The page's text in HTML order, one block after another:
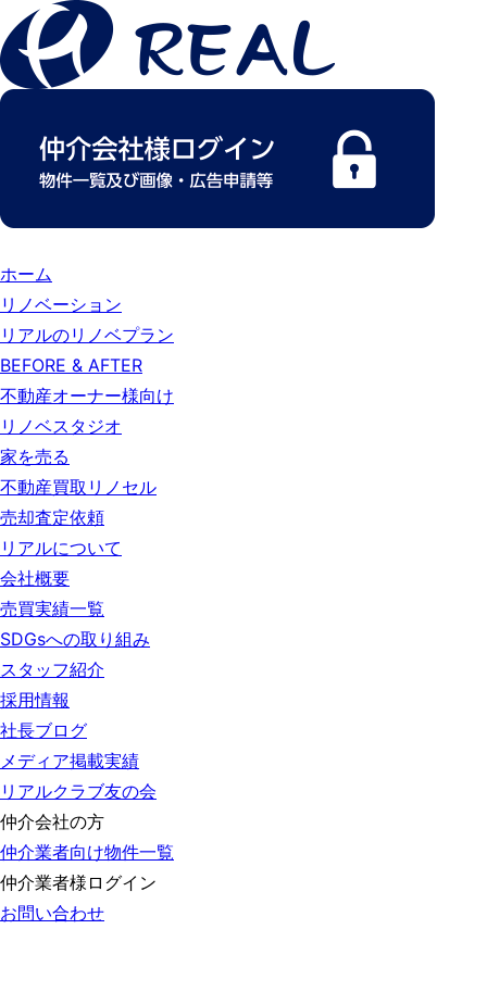
ホーム
リノベーション
リアルのリノベプラン
BEFORE & AFTER
不動産オーナー様向け
リノベスタジオ
家を売る
不動産買取リノセル
売却査定依頼
リアルについて
会社概要
売買実績一覧
SDGsへの取り組み
スタッフ紹介
採用情報
社長ブログ
メディア掲載実績
リアルクラブ友の会
仲介会社の方
仲介業者向け物件一覧
仲介業者様ログイン
お問い合わせ